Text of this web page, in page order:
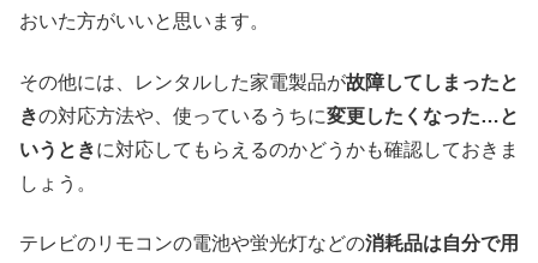
おいた方がいいと思います。
その他には、レンタルした家電製品が故障してしまったと
きの対応方法や、使っているうちに変更したくなった…と
いうときに対応してもらえるのかどうかも確認しておきま
しょう。
テレビのリモコンの電池や蛍光灯などの消耗品は自分で用